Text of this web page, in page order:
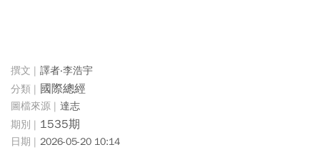
譯者‧李浩宇
國際總經
達志
1535期
2026-05-20 10:14